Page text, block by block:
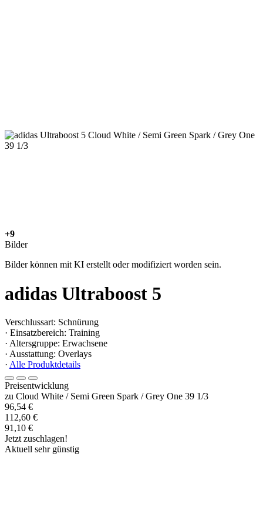
+9
Bilder
Bilder können mit KI erstellt oder modifiziert worden sein.
adidas Ultraboost 5
Verschlussart: Schnürung
· Einsatzbereich: Training
· Altersgruppe: Erwachsene
· Ausstattung: Overlays
· Alle Produktdetails
Preisentwicklung
zu Cloud White / Semi Green Spark / Grey One 39 1/3
96,54 €
112,60 €
91,10 €
Jetzt zuschlagen!
Aktuell sehr günstig